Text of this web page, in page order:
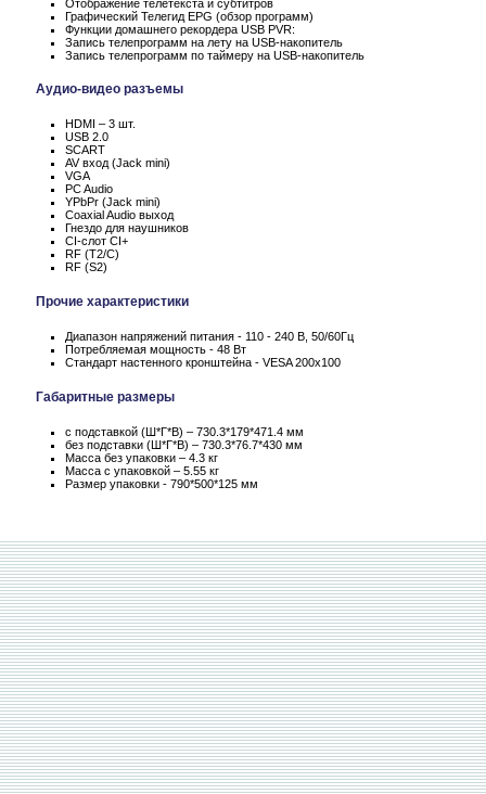
Отображение телетекста и субтитров
Графический Телегид EPG (обзор программ)
Функции домашнего рекордера USB PVR:
Запись телепрограмм на лету на USB-накопитель
Запись телепрограмм по таймеру на USB-накопитель
Аудио-видео разъемы
HDMI – 3 шт.
USB 2.0
SCART
AV вход (Jack mini)
VGA
PC Audio
YPbPr (Jack mini)
Coaxial Audio выход
Гнездо для наушников
CI-слот CI+
RF (T2/C)
RF (S2)
Прочие характеристики
Диапазон напряжений питания - 110 - 240 В, 50/60Гц
Потребляемая мощность - 48 Вт
Стандарт настенного кронштейна - VESA 200x100
Габаритные размеры
с подставкой (Ш*Г*В) – 730.3*179*471.4 мм
без подставки (Ш*Г*В) – 730.3*76.7*430 мм
Масса без упаковки – 4.3 кг
Масса c упаковкой – 5.55 кг
Размер упаковки - 790*500*125 мм